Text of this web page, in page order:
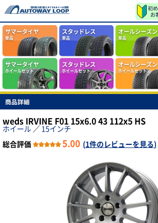
サマータイヤ
単品
スタッドレス
単品
オールシーズン
単品
サマータイヤ
ホイールセット
スタッドレス
ホイールセット
オールシーズン
ホイールセット
商品詳細
weds IRVINE F01 15x6.0 43 112x5 HS
ホイール ／ 15インチ
総合評価
5.00 (1件のレビューを見る)